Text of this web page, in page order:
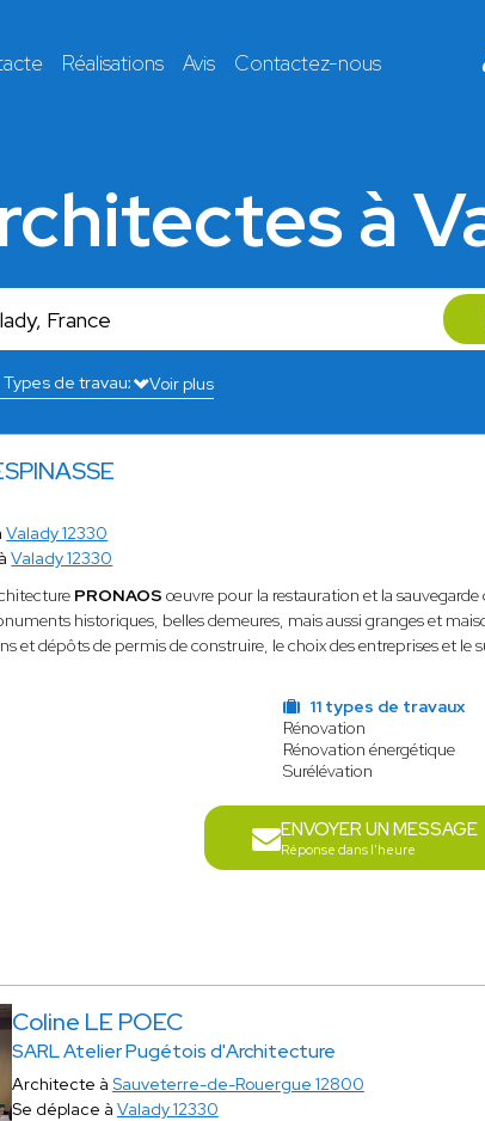
Réalisations Avis Contactez-nous
à
Voir plus
Valady 12330
Valady 12330
PRONAOSœuvre pour la restauration et la
historiques, belles demeures, mais aussi granges et
et dépôts de permis de construire, le choix des entreprises et le
11 types de travaux
Rénovation
Rénovation énergétique
Surélévation
ENVOYER UN MESSAGE
Réponse dans l'heure
Coline LE POEC
SARL Atelier Pugétois d'Architecture
Architecte à Sauveterre-de-Rouergue 12800
Se déplace à Valady 12330